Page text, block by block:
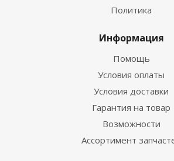
Политика
Информация
Помощь
Условия оплаты
Условия доставки
Гарантия на товар
Возможности
Ассортимент